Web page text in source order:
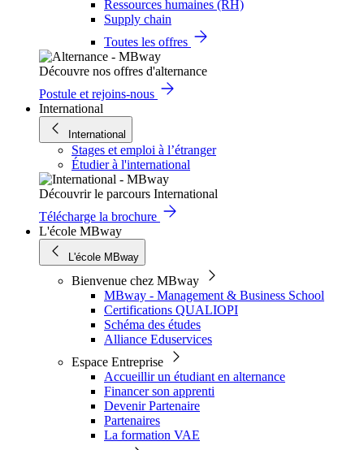
Ressources humaines (RH)
Supply chain
Toutes les offres
Découvre nos offres d'alternance
Postule et rejoins-nous
International
International
Stages et emploi à l’étranger
Étudier à l'international
Découvrir le parcours International
Télécharge la brochure
L'école MBway
L'école MBway
Bienvenue chez MBway
MBway - Management & Business School
Certifications QUALIOPI
Schéma des études
Alliance Eduservices
Espace Entreprise
Accueillir un étudiant en alternance
Financer son apprenti
Devenir Partenaire
Partenaires
La formation VAE